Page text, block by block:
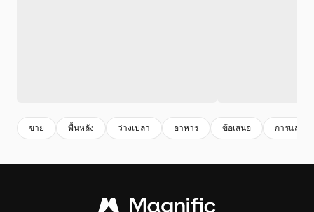
ขาย พื้นหลัง ว่างเปล่า อาหาร ข้อเสนอ การแสดง